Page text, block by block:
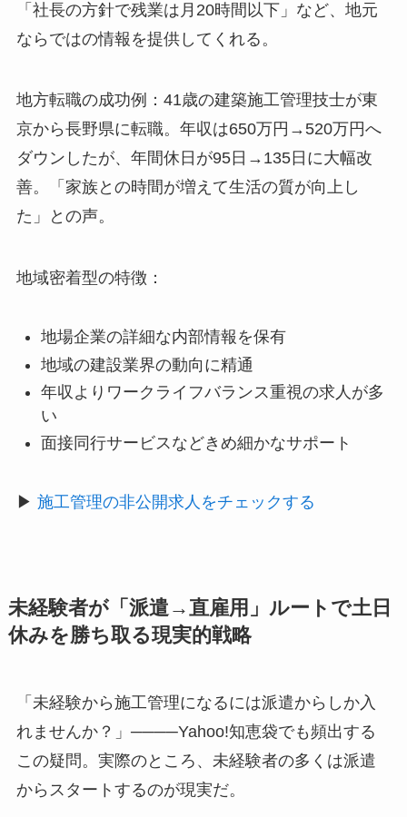
「社長の方針で残業は月20時間以下」など、地元
ならではの情報を提供してくれる。
地方転職の成功例：41歳の建築施工管理技士が東
京から長野県に転職。年収は650万円→520万円へ
ダウンしたが、年間休日が95日→135日に大幅改
善。「家族との時間が増えて生活の質が向上し
た」との声。
地域密着型の特徴：
地場企業の詳細な内部情報を保有
地域の建設業界の動向に精通
年収よりワークライフバランス重視の求人が多
い
面接同行サービスなどきめ細かなサポート
▶ 施工管理の非公開求人をチェックする
未経験者が「派遣→直雇用」ルートで土日
休みを勝ち取る現実的戦略
「未経験から施工管理になるには派遣からしか入
れませんか？」────Yahoo!知恵袋でも頻出する
この疑問。実際のところ、未経験者の多くは派遣
からスタートするのが現実だ。